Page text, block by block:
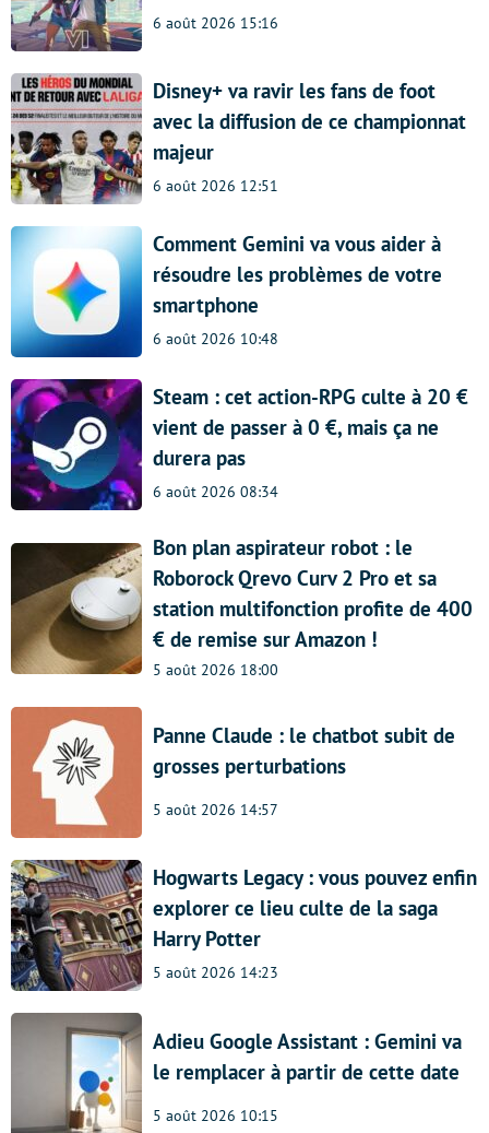
6 août 2026 15:16
Disney+ va ravir les fans de foot
avec la diffusion de ce championnat
majeur
6 août 2026 12:51
Comment Gemini va vous aider à
résoudre les problèmes de votre
smartphone
6 août 2026 10:48
Steam : cet action-RPG culte à 20 €
vient de passer à 0 €, mais ça ne
durera pas
6 août 2026 08:34
Bon plan aspirateur robot : le
Roborock Qrevo Curv 2 Pro et sa
station multifonction profite de 400
€ de remise sur Amazon !
5 août 2026 18:00
Panne Claude : le chatbot subit de
grosses perturbations
5 août 2026 14:57
Hogwarts Legacy : vous pouvez enfin
explorer ce lieu culte de la saga
Harry Potter
5 août 2026 14:23
Adieu Google Assistant : Gemini va
le remplacer à partir de cette date
5 août 2026 10:15